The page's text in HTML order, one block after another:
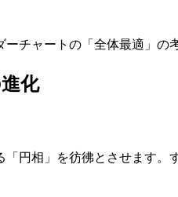
チャートの「全体最適」の
化
円相」を彷彿とさせます